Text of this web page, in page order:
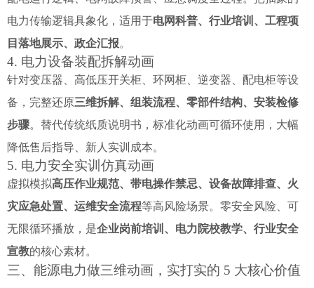
电力传输逻辑具象化，适用于电网科普、行业培训、工程项
目落地展示、政企汇报。
4. 电力设备装配拆解动画
针对变压器、高低压开关柜、环网柜、逆变器、配电柜等设
备，完整还原三维拆解、组装流程、零部件结构、安装检修
步骤。替代传统纸质说明书，标准化动画可循环使用，大幅
降低售后指导、新人实训成本。
5. 电力安全实训仿真动画
虚拟模拟高压作业规范、带电操作禁忌、设备故障排查、火
灾应急处置、运维安全流程等高风险场景。零安全风险、可
无限循环播放，是企业岗前培训、电力院校教学、行业安全
宣教的核心素材。
三、能源电力做三维动画，实打实的 5 大核心价值